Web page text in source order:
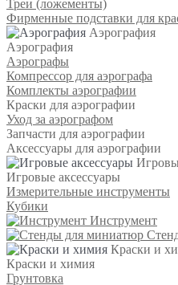
Треи (ложементы)
Фирменные подставки для
Аэрография
Аэрография
Аэрографы
Компрессор для аэрографа
Комплекты аэрографии
Краски для аэрографии
Уход за аэрографом
Запчасти для аэрографии
Аксессуары для аэрографии
Игровые аксессуары
Измерительные инструменты
Кубики
Инструмент
Краски и
Краски и химия
Грунтовка